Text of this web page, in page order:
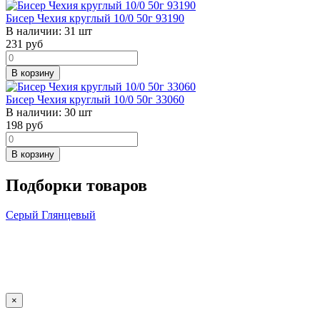
Бисер Чехия круглый 10/0 50г 93190
В наличии: 31 шт
231 руб
В корзину
Бисер Чехия круглый 10/0 50г 33060
В наличии: 30 шт
198 руб
В корзину
Подборки товаров
Серый Глянцевый
×